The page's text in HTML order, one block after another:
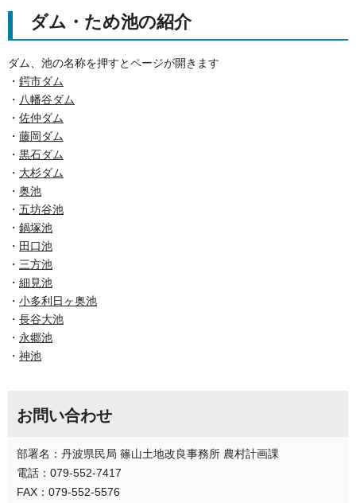
ダム・ため池の紹介
ダム、池の名称を押すとページが開きます
・ 鍔市ダム
・ 八幡谷ダム
・ 佐仲ダム
・ 藤岡ダム
・ 黒石ダム
・ 大杉ダム
・ 奥池
・ 五坊谷池
・ 鍋塚池
・ 田口池
・ 三方池
・ 細見池
・ 小多利日ヶ奥池
・ 長谷大池
・ 永郷池
・ 神池
お問い合わせ
部署名：丹波県民局 篠山土地改良事務所 農村計画課
電話：079-552-7417
FAX：079-552-5576